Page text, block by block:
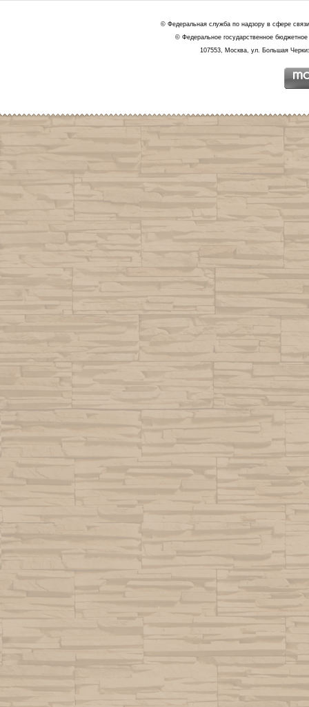
© Федеральная служба по надзору в сфере
© Федеральное государственное
107553, Москва, ул. Большая